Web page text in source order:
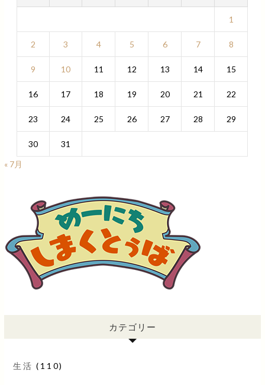
1
2 3 4 5 6 7 8
9 10 11 12 13 14 15
16 17 18 19 20 21 22
23 24 25 26 27 28 29
30
31
« 7月
カテゴリー
生活 (110)